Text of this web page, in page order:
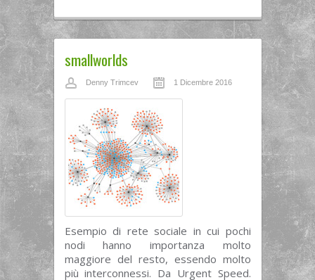
smallworlds
Denny Trimcev 1 Dicembre 2016
Esempio di rete sociale in cui pochi
nodi hanno importanza molto
maggiore del resto, essendo molto
più interconnessi. Da Urgent Speed.